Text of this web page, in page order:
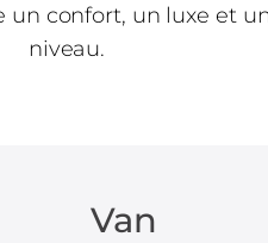
un confort, un luxe et
niveau.
Van